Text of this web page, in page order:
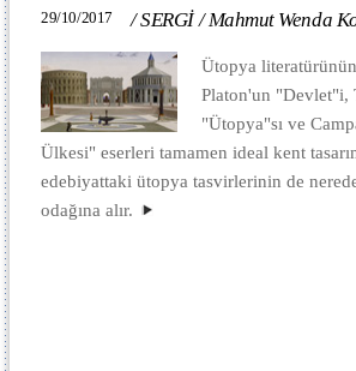
29/10/2017 /SERGİ /Mahmut Wenda
Ütopya literatürünün
Platon'un "Devlet"i,
"Ütopya"sı ve
Ülkesi" eserleri tamamen ideal kent
edebiyattaki ütopya tasvirlerinin de
odağına alır.